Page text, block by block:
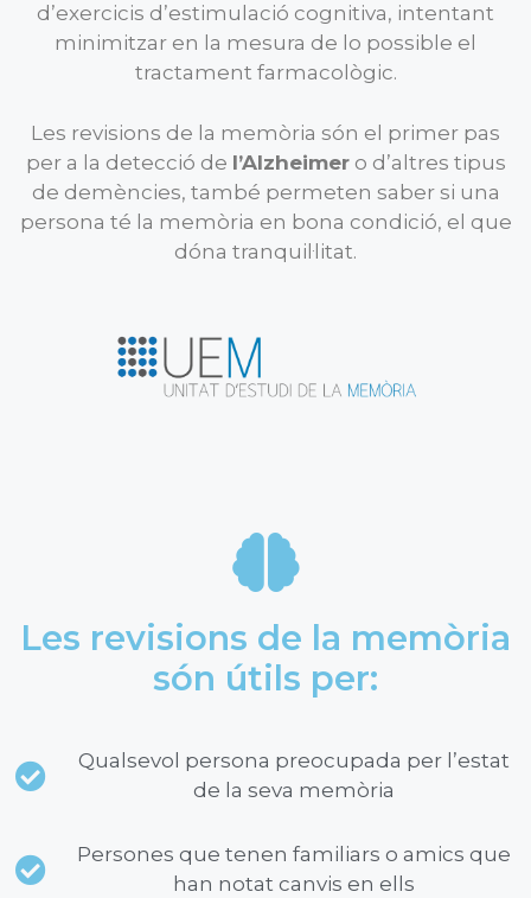
d’exercicis d’estimulació cognitiva, intentant
minimitzar en la mesura de lo possible el
tractament farmacològic.
Les revisions de la memòria són el primer pas
per a la detecció de l’Alzheimero d’altres tipus
de demències, també permeten saber si una
persona té la memòria en bona condició, el que
dóna tranquil·litat.
Les revisions de la memòria
són útils per:
Qualsevol persona preocupada per l’estat
de la seva memòria
Persones que tenen familiars o amics que
han notat canvis en ells